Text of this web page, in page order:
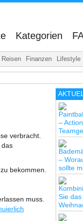
Kategorien
Reisen Finanzen Lifestyle
verbracht.
das
bekommen.
muss.